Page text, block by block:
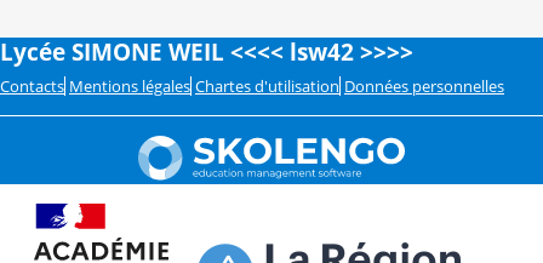
Lycée SIMONE WEIL <<<< lsw42 >>>>
Contacts Mentions légales Chartes d'utilisation Données personnelles